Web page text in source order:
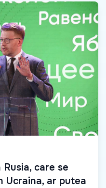
care se
Ucraina, ar putea